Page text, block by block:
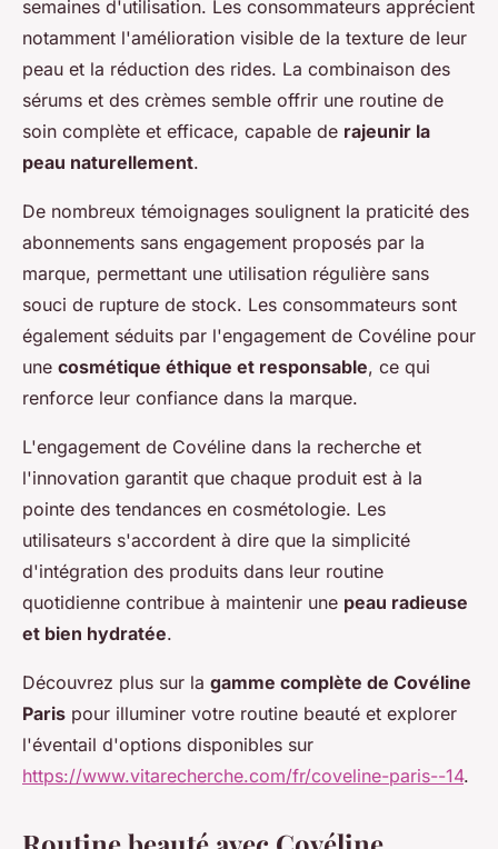
semaines d'utilisation. Les consommateurs apprécient
notamment l'amélioration visible de la texture de leur
peau et la réduction des rides. La combinaison des
sérums et des crèmes semble offrir une routine de
soin complète et efficace, capable de rajeunir la
peau naturellement.
De nombreux témoignages soulignent la praticité des
abonnements sans engagement proposés par la
marque, permettant une utilisation régulière sans
souci de rupture de stock. Les consommateurs sont
également séduits par l'engagement de Covéline pour
une cosmétique éthique et responsable, ce qui
renforce leur confiance dans la marque.
L'engagement de Covéline dans la recherche et
l'innovation garantit que chaque produit est à la
pointe des tendances en cosmétologie. Les
utilisateurs s'accordent à dire que la simplicité
d'intégration des produits dans leur routine
quotidienne contribue à maintenir une peau radieuse
et bien hydratée.
Découvrez plus sur la gamme complète de Covéline
Paris pour illuminer votre routine beauté et explorer
l'éventail d'options disponibles sur
https://www.vitarecherche.com/fr/coveline-paris--14.